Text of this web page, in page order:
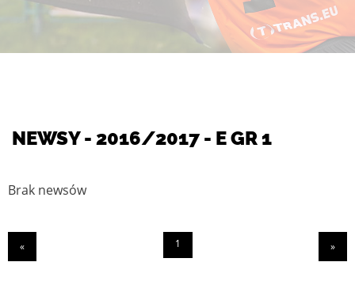
NEWSY - 2016/2017 - E GR 1
Brak newsów
« 1 »